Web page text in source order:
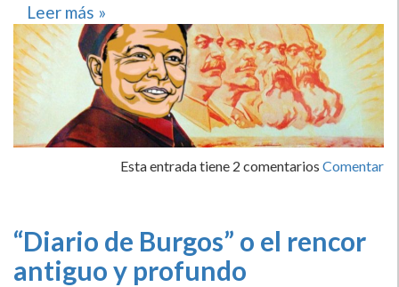
Leer más »
Esta entrada tiene 2 comentarios Comentar
“Diario de Burgos” o el rencor
antiguo y profundo